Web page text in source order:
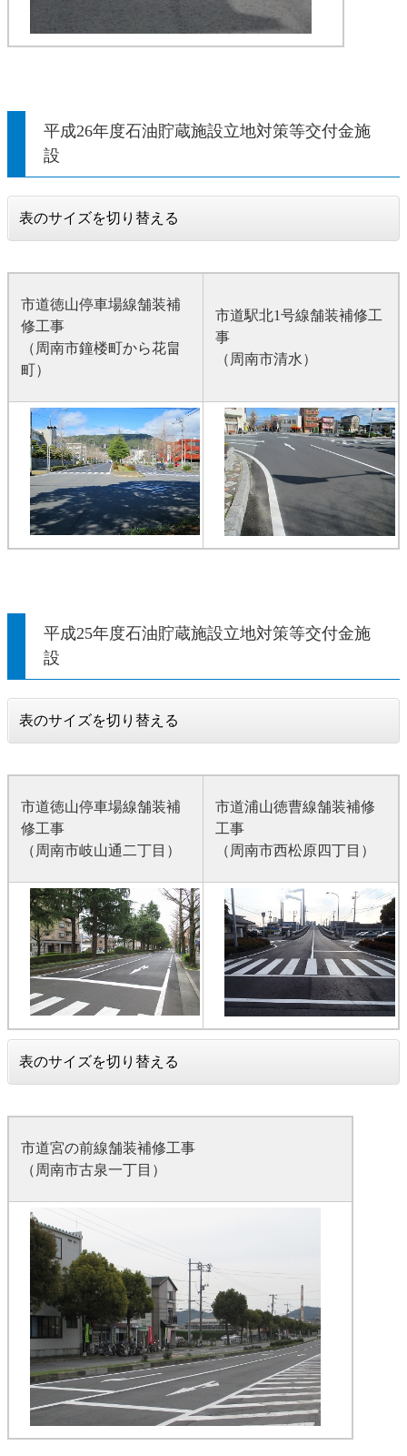
平成26年度石油貯蔵施設立地対策等交付金施
設
表のサイズを切り替える
市道徳山停車場線舗装補
修工事
（周南市鐘楼町から花畠
町）
市道駅北1号線舗装補修工
事
（周南市清水）
平成25年度石油貯蔵施設立地対策等交付金施
設
表のサイズを切り替える
市道徳山停車場線舗装補
修工事
（周南市岐山通二丁目）
市道浦山徳曹線舗装補修
工事
（周南市西松原四丁目）
表のサイズを切り替える
市道宮の前線舗装補修工事
（周南市古泉一丁目）